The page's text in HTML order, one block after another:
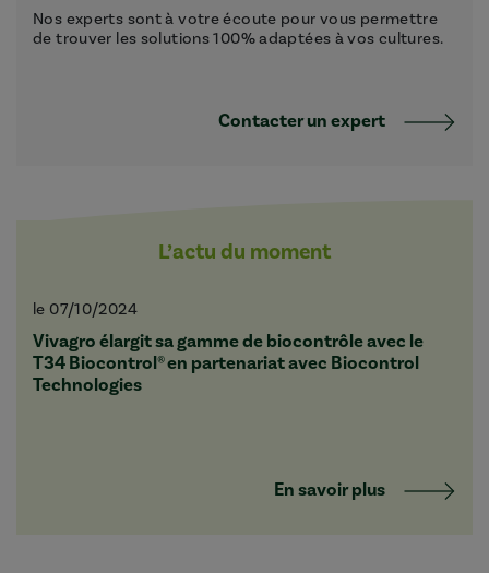
Nos experts sont à votre écoute pour vous permettre
de trouver les solutions 100% adaptées à vos cultures.
Contacter un expert
L’actu du moment
le 07/10/2024
Vivagro élargit sa gamme de biocontrôle avec le
T34 Biocontrol® en partenariat avec Biocontrol
Technologies
En savoir plus